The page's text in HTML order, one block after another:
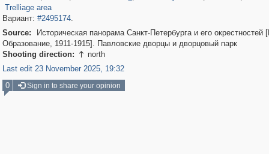
Trelliage area
Вариант: #2495174.
Source:
Историческая панорама Санкт-Петербурга и его окрестностей
Образование, 1911-1915]. Павловские дворцы и дворцовый парк
Shooting direction:  north
Last edit 23 November 2025, 19:32
0
Sign in to share your opinion